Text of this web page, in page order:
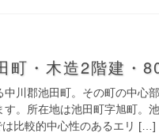
町・木造2階建・
川郡池田町。その町の中心
す。所在地は池田町字旭町。
比較的中心性のあるエリ […]